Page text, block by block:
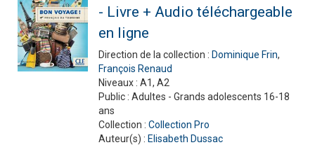
- Livre + Audio téléchargeable
en ligne
Direction de la collection : Dominique Frin,
François Renaud
Niveaux : A1, A2
Public : Adultes - Grands adolescents 16-18
ans
Collection : Collection Pro
Auteur(s) : Elisabeth Dussac